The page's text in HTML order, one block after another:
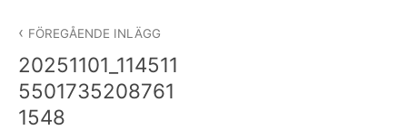
FÖREGÅENDE INLÄGG
20251101_114511
5501735208761
1548